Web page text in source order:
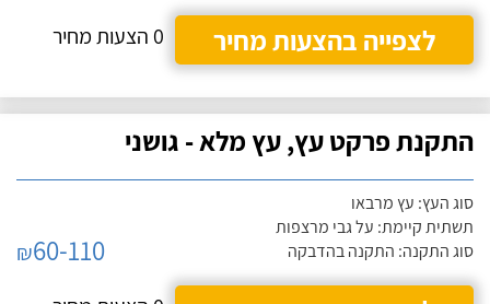
לצפייה בהצעות מחיר
0 הצעות מחיר
התקנת פרקט עץ, עץ מלא - גושני
סוג העץ: עץ מרבאו
תשתית קיימת: על גבי מרצפות
סוג התקנה: התקנה בהדבקה
₪60-110